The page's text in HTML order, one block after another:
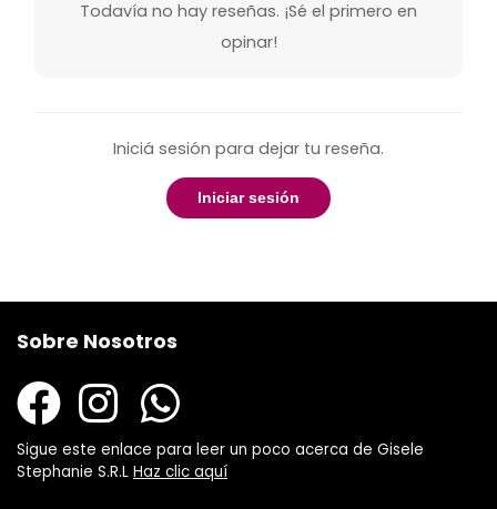
Todavía no hay reseñas. ¡Sé el primero en
opinar!
Iniciá sesión para dejar tu reseña.
Iniciar sesión
Sobre Nosotros
Sigue este enlace para leer un poco acerca de Gisele
Stephanie S.R.L Haz clic aquí